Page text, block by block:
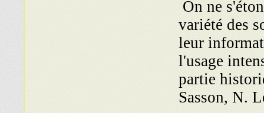
On ne
variété des
leur
l'usage
partie
Sasson, N.